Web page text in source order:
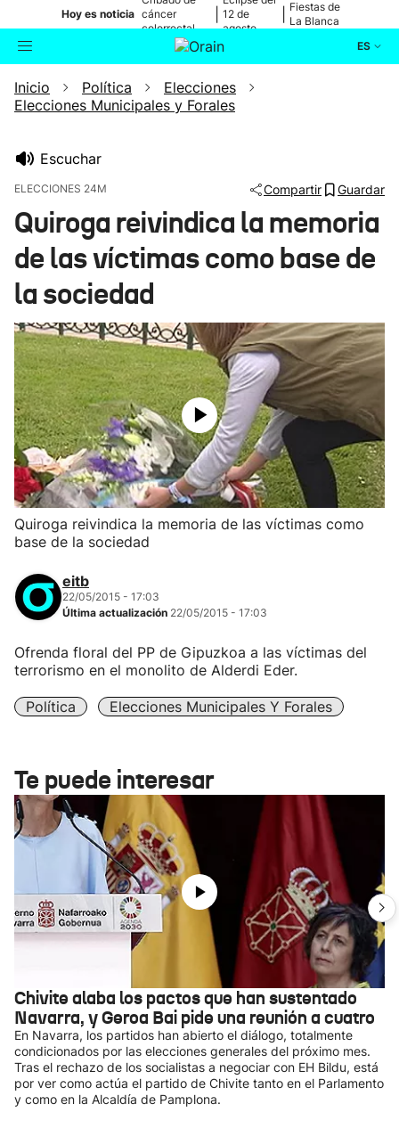
Hoy es noticia cáncer
colorrectal
12 de
agosto
Fiestas de
La Blanca
ES
Buscador Actualidad
Ikusmiran
Inicio Política
Elecciones
Elecciones Municipales y Forales
Escuchar
ELECCIONES 24M Compartir Guardar
Quiroga reivindica la memoria
de las víctimas como base de
la sociedad
Quiroga reivindica la memoria de las víctimas como
base de la sociedad
eitb
22/05/2015 - 17:03
Última actualización 22/05/2015 - 17:03
Ofrenda floral del PP de Gipuzkoa a las víctimas del
terrorismo en el monolito de Alderdi Eder.
Política Elecciones Municipales Y Forales
Te puede interesar
Chivite alaba los pactos que han sustentado
Navarra, y Geroa Bai pide una reunión a cuatro
En Navarra, los partidos han abierto el diálogo, totalmente
condicionados por las elecciones generales del próximo mes.
Tras el rechazo de los socialistas a negociar con EH Bildu, está
por ver como actúa el partido de Chivite tanto en el Parlamento
y como en la Alcaldía de Pamplona.